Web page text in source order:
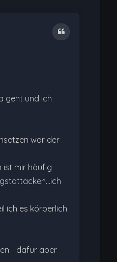
Zitat
geht und ich
war der
ist mir häufig
ich es körperlich
- dafür aber